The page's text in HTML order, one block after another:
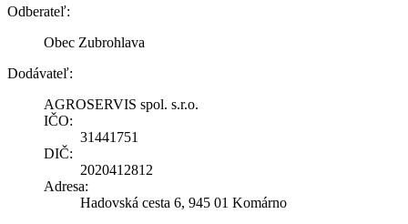
Odberateľ:
Obec Zubrohlava
Dodávateľ:
AGROSERVIS spol. s.r.o.
IČO:
31441751
DIČ:
2020412812
Adresa:
Hadovská cesta 6, 945 01 Komárno